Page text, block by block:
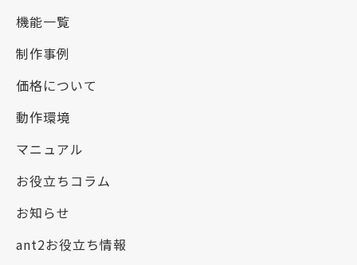
機能一覧
制作事例
価格について
動作環境
マニュアル
お役立ちコラム
お知らせ
ant2お役立ち情報